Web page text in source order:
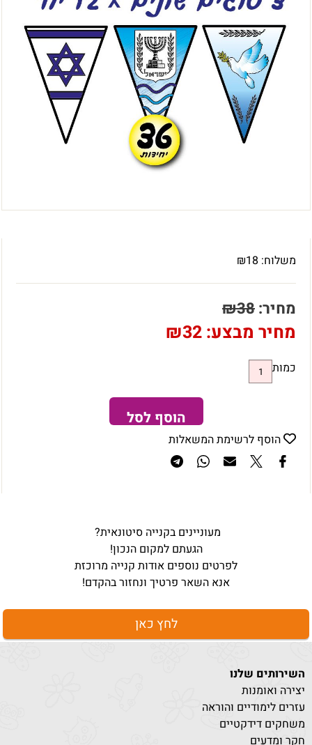
משלוח: ₪18
מחיר: ₪38
מחיר מבצע: ₪32
כמות
הוסף לסל
הוסף לרשימת המשאלות
מעוניינים בקנייה סיטונאית?
הגעתם למקום הנכון!
לפרטים נוספים אודות קנייה מרוכזת
אנא השאר פרטיך ונחזור בהקדם!
לחץ כאן
השירותים שלנו
יצירה ואומנות
עזרים לימודיים והוראה
משחקים דידקטיים
חקר ומדעים